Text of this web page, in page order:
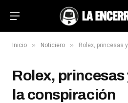
Inicio » Noticiero » Rolex, princesas
Rolex,
la conspiración